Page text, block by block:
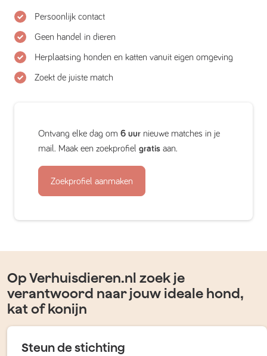
Persoonlijk contact
Geen handel in dieren
Herplaatsing honden en katten vanuit eigen omgeving
Zoekt de juiste match
Ontvang elke dag om 6 uur nieuwe matches in je
mail. Maak een zoekprofiel gratis aan.
Zoekprofiel aanmaken
Op Verhuisdieren.nl zoek je
verantwoord naar jouw ideale hond,
kat of konijn
Steun de stichting